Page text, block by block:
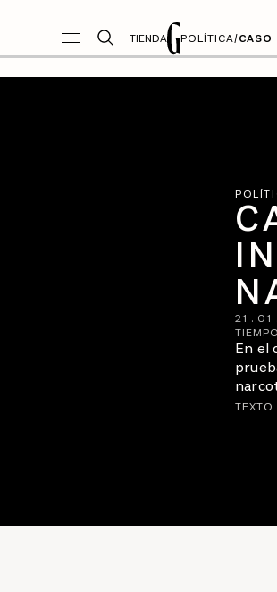
TIENDA POLÍTICA/CASO
21 . 01
En el
TEXTO